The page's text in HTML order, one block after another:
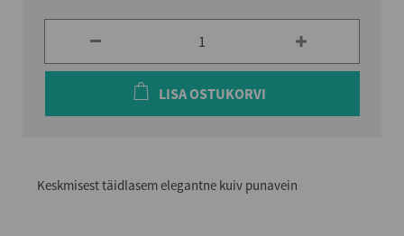
LISA OSTUKORVI
Keskmisest täidlasem elegantne kuiv punavein